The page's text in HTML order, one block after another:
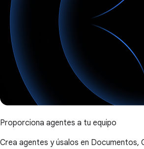
Proporciona agentes a tu equipo
Crea agentes y úsalos en Documentos,